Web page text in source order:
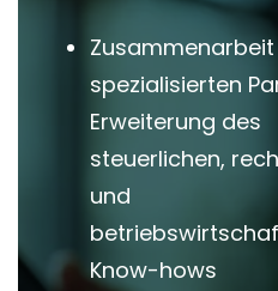
spezialisierten
Erweiterung des
steuerlichen,
und
Know-hows